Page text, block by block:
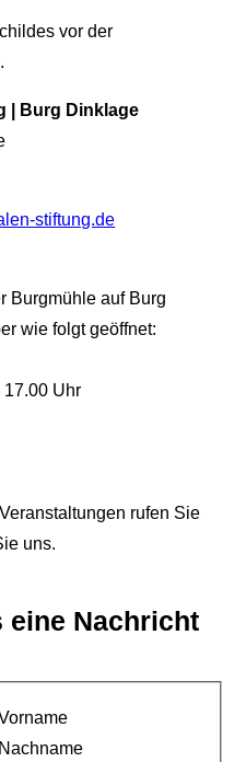
| Burg Dinklage
stiftung.de
Burgmühle auf Burg
wie folgt geöffnet:
17.00 Uhr
rufen Sie
uns.
eine Nachricht
Nachname